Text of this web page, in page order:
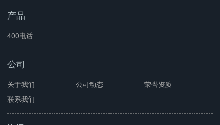
产品
400电话
公司
关于我们 公司动态
荣誉资质
联系我们